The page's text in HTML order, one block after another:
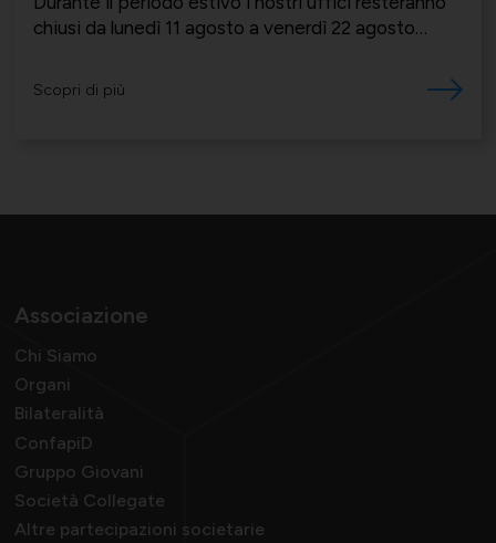
chiusi da lunedì 11 agosto a venerdì 22 agosto
Scopri di più
Associazione
Chi Siamo
Organi
Bilateralità
ConfapiD
Gruppo Giovani
Società Collegate
Altre partecipazioni societarie